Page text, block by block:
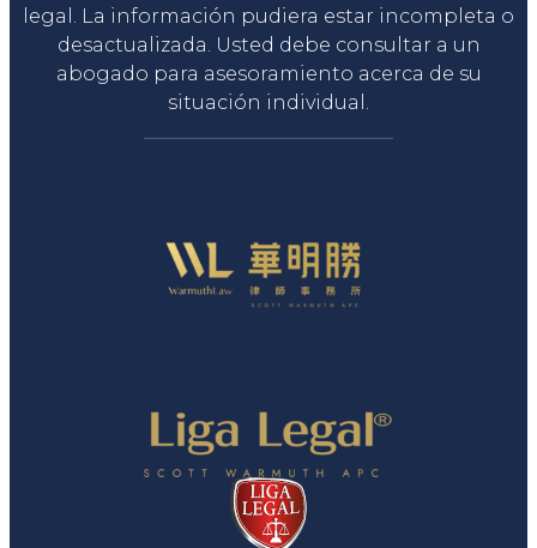
legal. La información pudiera estar incompleta o
desactualizada. Usted debe consultar a un
abogado para asesoramiento acerca de su
situación individual.